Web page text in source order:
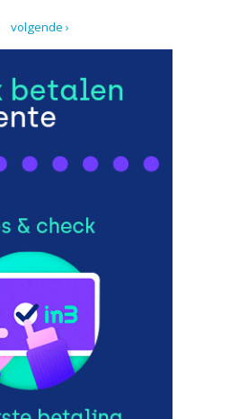
volgende ›